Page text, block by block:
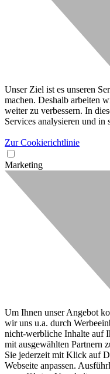
Unser Ziel ist es unseren
machen. Deshalb arbeiten
weiter zu verbessern. In
Services analysieren und in
Zur Cookierichtlinie
Marketing
Um Ihnen unser Angebot
wir uns u.a. durch
nicht-werbliche Inhalte auf
mit ausgewählten Partnern
Sie jederzeit mit Klick auf
Webseite anpassen.